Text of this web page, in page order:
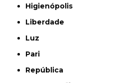
Higienópolis
Liberdade
Luz
Pari
República